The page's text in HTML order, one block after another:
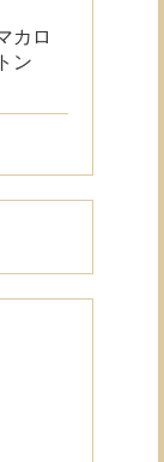
カロ
ン